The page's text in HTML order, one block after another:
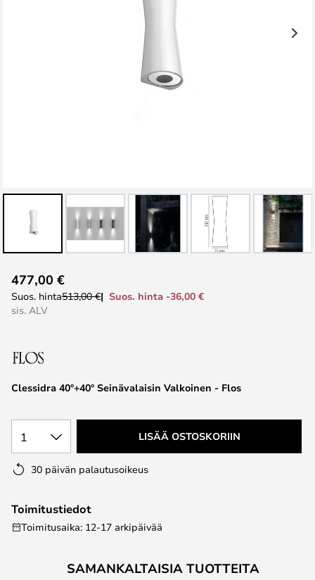
to
the
the
gallery
Clessidra 40°+40° Seinävalaisin Valkoinen - Flos
477,00 €
Suos. hinta513,00 €
Suos. hinta -36,00 €
sis. ALV
1 LISÄÄ OSTOSKORIIN
30 päivän palautusoikeus
Toimitustiedot
Toimitusaika: 12-17 arkipäivää
SAMANKALTAISIA TUOTTEITA